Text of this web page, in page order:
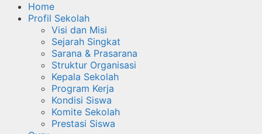
Home
Profil Sekolah
Visi dan Misi
Sejarah Singkat
Sarana & Prasarana
Struktur Organisasi
Kepala Sekolah
Program Kerja
Kondisi Siswa
Komite Sekolah
Prestasi Siswa